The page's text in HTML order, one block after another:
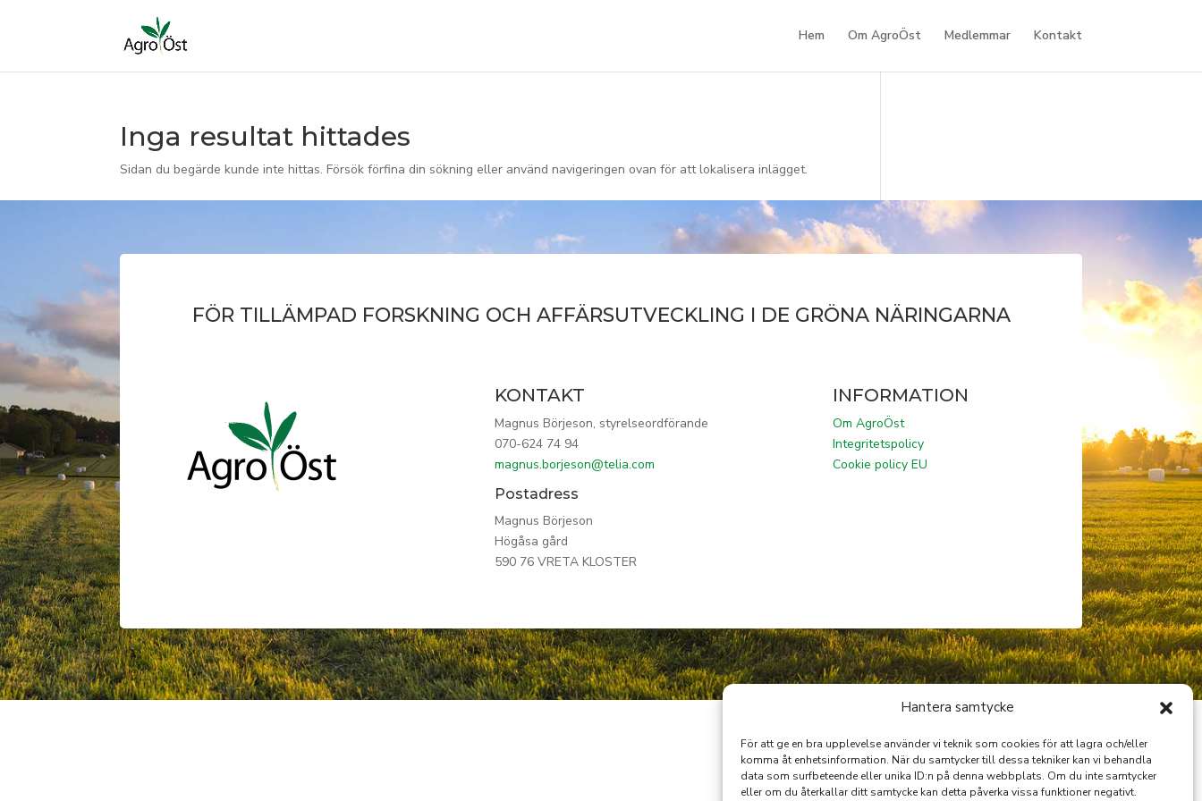
Hantera samtycke
För att ge en bra upplevelse använder vi teknik som cookies för att lagra och/eller
komma åt enhetsinformation. När du samtycker till dessa tekniker kan vi behandla
data som surfbeteende eller unika ID:n på denna webbplats. Om du inte samtycker
eller om du återkallar ditt samtycke kan detta påverka vissa funktioner negativt.
Hem Om AgroÖst Medlemmar Kontakt
Inga resultat hittades
Sidan du begärde kunde inte hittas. Försök förfina din sökning eller använd navigeringen ovan för att lokalisera inlägget.
FÖR TILLÄMPAD FORSKNING OCH AFFÄRSUTVECKLING I DE GRÖNA NÄRINGARNA
KONTAKT
Magnus Börjeson, styrelseordförande
070-624 74 94
magnus.borjeson@telia.com
Postadress
Magnus Börjeson
Högåsa gård
590 76 VRETA KLOSTER
INFORMATION
Om AgroÖst
Integritetspolicy
Cookie policy EU